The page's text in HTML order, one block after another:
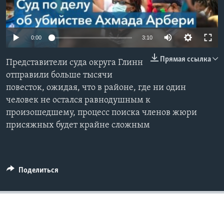
Learning English
Языки
0:00 3:10
Прямая ссылка
Представители суда округа Глинн
отправили больше тысячи
повесток, ожидая, что в районе, где ни один
человек не остался равнодушным к
произошедшему, процесс поиска членов жюри
присяжных будет крайне сложным
Поделиться